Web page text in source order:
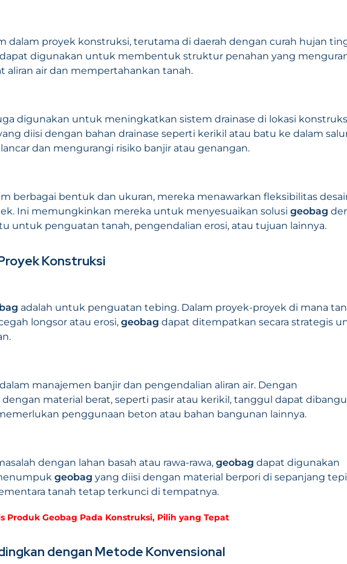
dalam proyek konstruksi, terutama di daerah dengan curah hujan
dapat digunakan untuk membentuk struktur penahan yang
aliran air dan mempertahankan tanah.
digunakan untuk meningkatkan sistem drainase di lokasi
diisi dengan bahan drainase seperti kerikil atau batu ke dalam
dan mengurangi risiko banjir atau genangan.
berbagai bentuk dan ukuran, mereka menawarkan fleksibilitas
Ini memungkinkan mereka untuk menyesuaikan solusi geobag
untuk penguatan tanah, pengendalian erosi, atau tujuan lainnya.
Konstruksi
adalah untuk penguatan tebing. Dalam proyek-proyek di mana
longsor atau erosi, geobag dapat ditempatkan secara strategis
manajemen banjir dan pengendalian aliran air. Dengan
dengan material berat, seperti pasir atau kerikil, tanggul dapat
penggunaan beton atau bahan bangunan lainnya.
dengan lahan basah atau rawa-rawa, geobag dapat digunakan
geobag yang diisi dengan material berpori di sepanjang tepi
tanah tetap terkunci di tempatnya.
Produk Geobag Pada Konstruksi, Pilih yang Tepat
dengan Metode Konvensional